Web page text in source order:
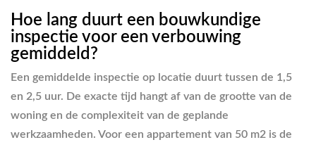
Hoe lang duurt een bouwkundige
inspectie voor een verbouwing
gemiddeld?
Een gemiddelde inspectie op locatie duurt tussen de 1,5
en 2,5 uur. De exacte tijd hangt af van de grootte van de
woning en de complexiteit van de geplande
werkzaamheden. Voor een appartement van 50 m2 is de